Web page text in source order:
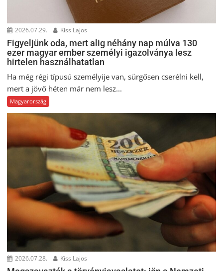
2026.07.29. Kiss Lajos
Figyeljünk oda, mert alig néhány nap múlva 130
ezer magyar ember személyi igazolványa lesz
hirtelen használhatatlan
Ha még régi típusú személyije van, sürgősen cserélni kell,
mert a jövő héten már nem lesz...
Magyarország
2026.07.28. Kiss Lajos